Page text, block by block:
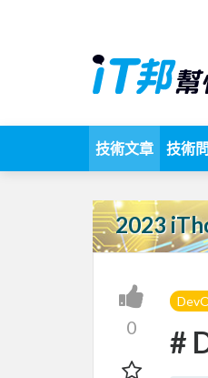
技術文章 技術
2023
0 #